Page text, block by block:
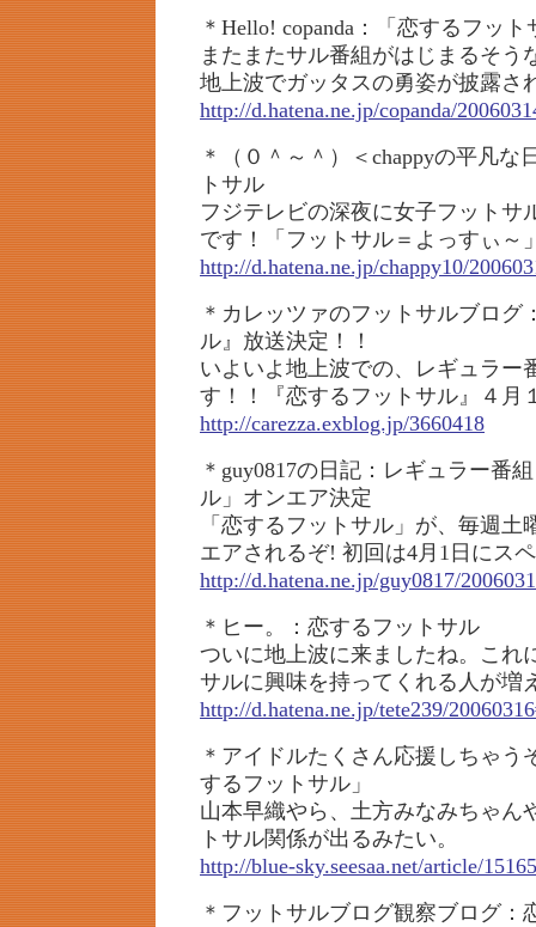
＊Hello! copanda：「恋するフッ
またまたサル番組がはじまるそう
地上波でガッタスの勇姿が披露さ
http://d.hatena.ne.jp/copanda/
＊（０＾～＾）＜chappyの平凡な
トサル
フジテレビの深夜に女子フットサ
です！「フットサル＝よっすぃ～
http://d.hatena.ne.jp/chappy10/
＊カレッツァのフットサルブログ
ル』放送決定！！
いよいよ地上波での、レギュラー
す！！『恋するフットサル』４月
http://carezza.exblog.jp/3660418
＊guy0817の日記：レギュラー番
ル」オンエア決定
「恋するフットサル」が、毎週
エアされるぞ! 初回は4月1日にス
http://d.hatena.ne.jp/guy0817/
＊ヒー。：恋するフットサル
ついに地上波に来ましたね。これ
サルに興味を持ってくれる人が増
http://d.hatena.ne.jp/tete239/
＊アイドルたくさん応援しちゃう
するフットサル」
山本早織やら、土方みなみちゃん
トサル関係が出るみたい。
http://blue-sky.seesaa.net/article/
＊フットサルブログ観察ブログ：